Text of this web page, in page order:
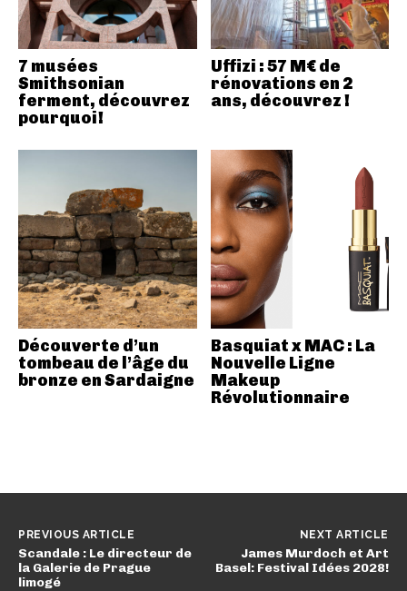
7 musées
Smithsonian
ferment, découvrez
pourquoi!
Uffizi : 57 M€ de
rénovations en 2
ans, découvrez !
Découverte d’un
tombeau de l’âge du
bronze en Sardaigne
Basquiat x MAC : La
Nouvelle Ligne
Makeup
Révolutionnaire
PREVIOUS ARTICLE
Scandale : Le directeur de
la Galerie de Prague
limogé
NEXT ARTICLE
James Murdoch et Art
Basel: Festival Idées 2028!